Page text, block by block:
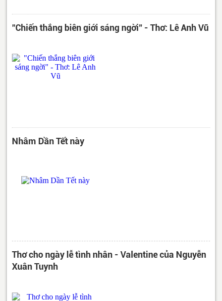
"Chiến thắng biên giới sáng ngời" - Thơ: Lê Anh Vũ
Nhâm Dần Tết này
Thơ cho ngày lễ tình nhân - Valentine của Nguyễn
Xuân Tuynh